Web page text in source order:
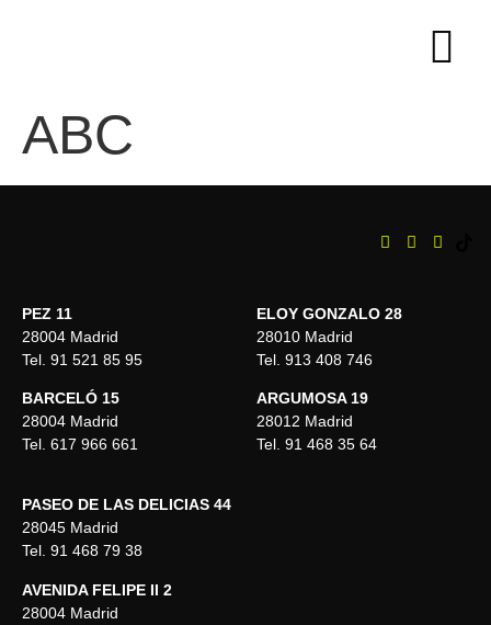
ABC
PEZ 11
28004 Madrid
Tel. 91 521 85 95
BARCELÓ 15
28004 Madrid
Tel. 617 966 661
ELOY GONZALO 28
28010 Madrid
Tel. 913 408 746
ARGUMOSA 19
28012 Madrid
Tel. 91 468 35 64
PASEO DE LAS DELICIAS 44
28045 Madrid
Tel. 91 468 79 38
AVENIDA FELIPE II 2
28004 Madrid